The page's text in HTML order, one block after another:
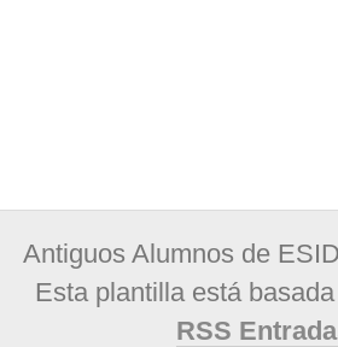
Antiguos Alumnos de
Esta plantilla está
RSS